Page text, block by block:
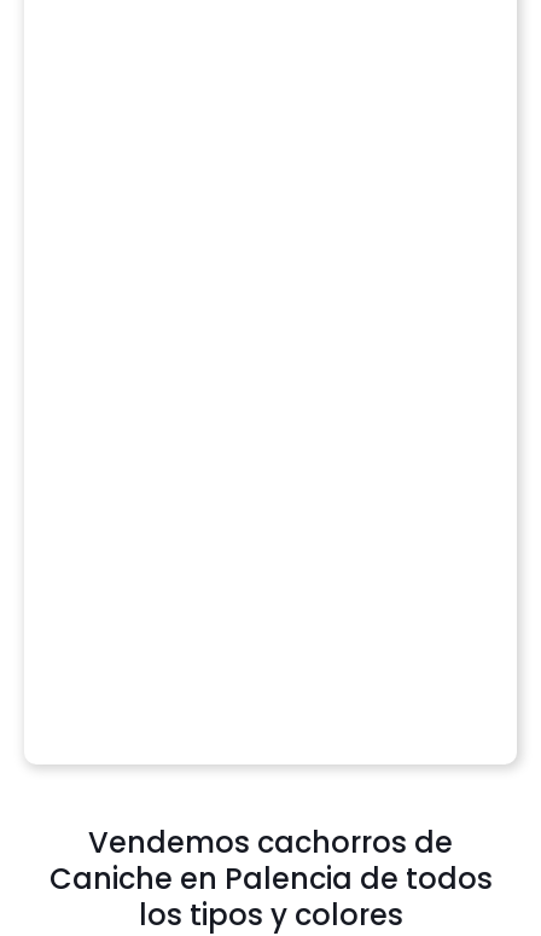
Vendemos cachorros de
Caniche en Palencia de todos
los tipos y colores